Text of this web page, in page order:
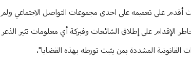
على تعميمه على احدى مجموعات التواصل الاجتماعي ولم
الإقدام على إطلاق الشائعات وفبركة أي معلومات تثير
القانونية المشددة بمن يثبت تورطه بهذه القضايا".